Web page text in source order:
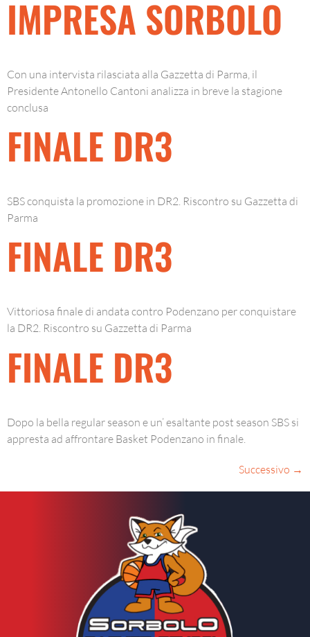
IMPRESA SORBOLO
Con una intervista rilasciata alla Gazzetta di Parma, il
Presidente Antonello Cantoni analizza in breve la stagione
conclusa
FINALE DR3
SBS conquista la promozione in DR2. Riscontro su Gazzetta di
Parma
FINALE DR3
Vittoriosa finale di andata contro Podenzano per conquistare
la DR2. Riscontro su Gazzetta di Parma
FINALE DR3
Dopo la bella regular season e un’ esaltante post season SBS si
appresta ad affrontare Basket Podenzano in finale.
Successivo →